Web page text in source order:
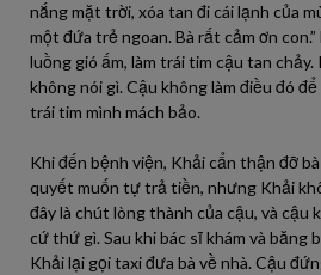
nắng mặt trời, xóa tan đi cái lạnh của
một đứa trẻ ngoan. Bà rất cảm ơn
luồng gió ấm, làm trái tim cậu tan
không nói gì. Cậu không làm điều đó
trái tim mình mách bảo.
Khi đến bệnh viện, Khải cẩn thận đỡ
quyết muốn tự trả tiền, nhưng Khải
đây là chút lòng thành của cậu, và cậu
cứ thứ gì. Sau khi bác sĩ khám và băng
Khải lại gọi taxi đưa bà về nhà. Cậu